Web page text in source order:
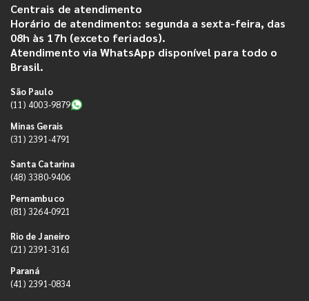
Centrais de atendimento
Horário de atendimento: segunda a sexta-feira, das
08h às 17h (exceto feriados).
Atendimento via WhatsApp disponível para todo o
Brasil.
São Paulo
(11) 4003-9879
Minas Gerais
(31) 2391-4791
Santa Catarina
(48) 3380-9406
Pernambuco
(81) 3264-0921
Rio de Janeiro
(21) 2391-3161
Paraná
(41) 2391-0834